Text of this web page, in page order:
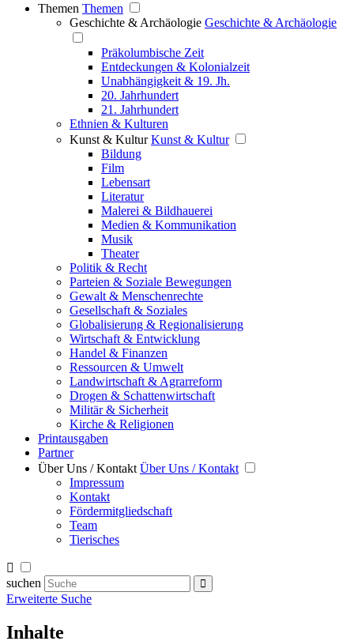
Themen Themen
Geschichte & Archäologie Geschichte & Archäologie
Präkolumbische Zeit
Entdeckungen & Kolonialzeit
Unabhängigkeit & 19. Jh.
20. Jahrhundert
21. Jahrhundert
Ethnien & Kulturen
Kunst & Kultur Kunst & Kultur
Bildung
Film
Lebensart
Literatur
Malerei & Bildhauerei
Medien & Kommunikation
Musik
Theater
Politik & Recht
Parteien & Soziale Bewegungen
Gewalt & Menschenrechte
Gesellschaft & Soziales
Globalisierung & Regionalisierung
Wirtschaft & Entwicklung
Handel & Finanzen
Ressourcen & Umwelt
Landwirtschaft & Agrarreform
Drogen & Schattenwirtschaft
Militär & Sicherheit
Kirche & Religionen
Printausgaben
Partner
Über Uns / Kontakt Über Uns / Kontakt
Impressum
Kontakt
Fördermitgliedschaft
Team
Tierisches
suchen
Erweiterte Suche
Inhalte